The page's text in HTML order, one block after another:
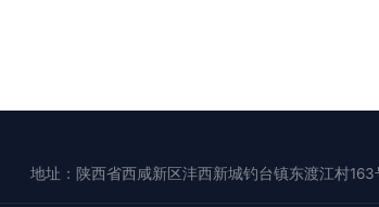
地址：陕西省西咸新区沣西新城钓台镇东渡江村163